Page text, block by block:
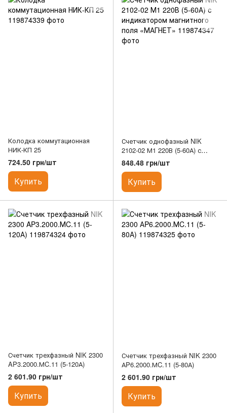
Колодка коммутационная
НИК-КП 25
724.50 грн/шт
Купить
Счетчик однофазный NIK
2102-02 М1 220В (5-60А) с
индикатором магнитного поля
«МАГНЕТ»
848.48 грн/шт
Купить
Счетчик трехфазный NIK 2300
AP3.2000.МC.11 (5-120А)
2 601.90 грн/шт
Купить
Счетчик трехфазный NIK 2300
АP6.2000.МC.11 (5-80А)
2 601.90 грн/шт
Купить